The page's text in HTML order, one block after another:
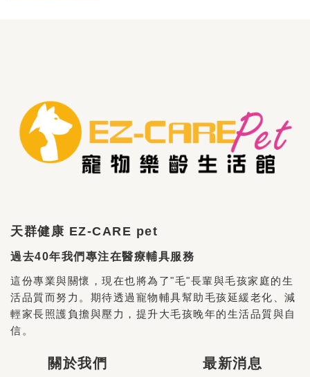
天群健康 EZ-CARE pet
過去40年我們專注在醫療輔具服務
這份專業與關懷，現在也將為了"毛"長輩與毛孩家庭的生
活品質而努力。期待透過寵物輔具幫助毛孩延緩老化、減
輕家長照護負擔與壓力，提升大毛孩晚年的生活品質與自
信。
關於我們
最新消息